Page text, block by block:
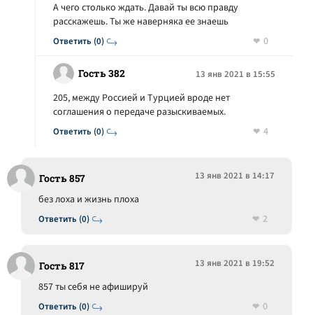
Ответить (0)
А чего столько ждать. Давай ты всю правду
расскажешь. Ты же наверняка ее знаешь
0
Гость 382 13 янв 2021 в 15:55
Ответить (0)
205, между Россией и Турцией вроде нет
соглашения о передаче разыскиваемых.
4
Гость 857 13 янв 2021 в 14:17
Ответить (0)
без лоха и жизнь плоха
2
Гость 817 13 янв 2021 в 19:52
Ответить (0)
857 ты себя не афишируй
0